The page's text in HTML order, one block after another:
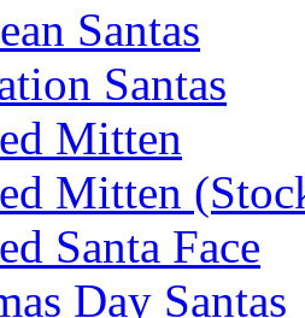
Santas
Santas
Mitten
Mitten
Santa Face
Day Santas